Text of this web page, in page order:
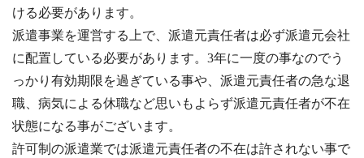
ける必要があります。
派遣事業を運営する上で、派遣元責任者は必ず派遣元会社
に配置している必要があります。3年に一度の事なのでう
っかり有効期限を過ぎている事や、派遣元責任者の急な退
職、病気による休職など思いもよらず派遣元責任者が不在
状態になる事がございます。
許可制の派遣業では派遣元責任者の不在は許されない事で